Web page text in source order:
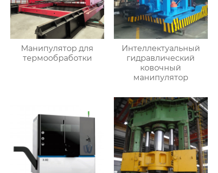
Манипулятор для
термообработки
Интеллектуальный
гидравлический
ковочный
манипулятор